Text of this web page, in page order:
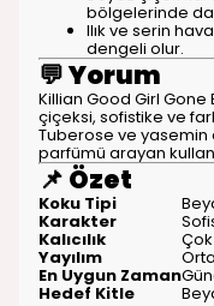
bölgelerinde
Ilık ve serin
dengeli olur.
💬Yorum
Killian Good Girl Gone
çiçeksi, sofistike ve
Tuberose ve yasemin
parfümü arayan
📌 Özet
Koku Tipi
Karakter
Kalıcılık
Yayılım
En Uygun Zaman
Hedef Kitle